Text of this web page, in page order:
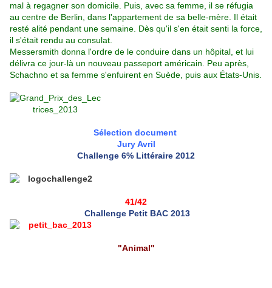
mal à regagner son domicile. Puis, avec sa femme, il se réfugia
au centre de Berlin, dans l'appartement de sa belle-mère. Il était
resté alité pendant une semaine. Dès qu'il s'en était senti la force,
il s'était rendu au consulat.
Messersmith donna l'ordre de le conduire dans un hôpital, et lui
délivra ce jour-là un nouveau passeport américain. Peu après,
Schachno et sa femme s'enfuirent en Suède, puis aux États-Unis.
Sélection document
Jury Avril
Challenge 6% Littéraire 2012
41/42
Challenge Petit BAC 2013
"Animal"